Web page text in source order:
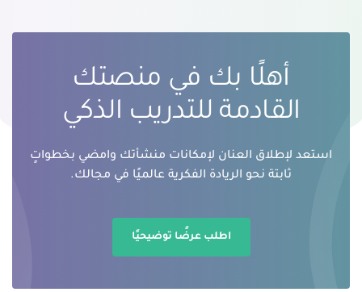
أهلًا بك في منصتك
القادمة للتدريب الذكي
استعد لإطلاق العنان لإمكانات منشأتك وامضي بخطواتٍ
ثابتة نحو الريادة الفكرية عالميًا في مجالك.
اطلب عرضًا توضيحيًا